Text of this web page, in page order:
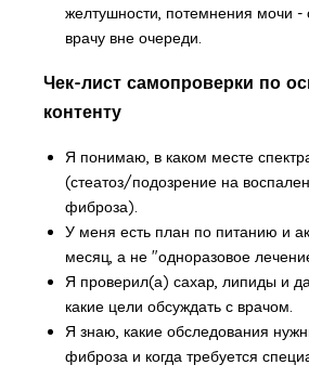
желтушности, потемнения мочи -
врачу вне очереди.
Чек-лист самопроверки по
контенту
Я понимаю, в каком месте
(стеатоз/подозрение на
фиброза).
У меня есть план по питанию и
месяц, а не "одноразовое
Я проверил(а) сахар, липиды и
какие цели обсуждать с врачом.
Я знаю, какие обследования
фиброза и когда требуется